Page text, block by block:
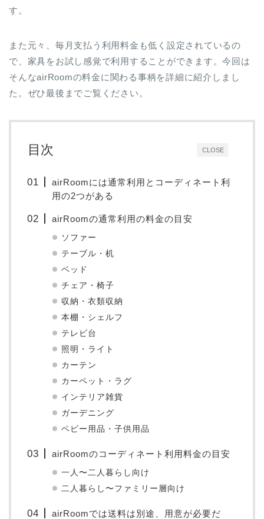
す。
また元々、毎月支払う利用料金も低く設定されているの
で、家具をお試し感覚で利用することができます。今回は
そんなairRoomの料金に関わる事柄を詳細に紹介しまし
た。ぜひ最後までご覧ください。
CLOSE
目次
airRoomには通常利用とコーディネート利
用の2つがある
airRoomの通常利用の料金の目安
ソファー
テーブル・机
ベッド
チェア・椅子
収納・衣類収納
本棚・シェルフ
テレビ台
照明・ライト
カーテン
カーペット・ラグ
インテリア雑貨
ガーデニング
ベビー用品・子供用品
airRoomのコーディネート利用料金の目安
一人〜二人暮らし向け
二人暮らし〜ファミリー層向け
airRoomでは送料は別途、用意が必要だ